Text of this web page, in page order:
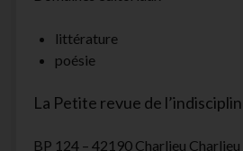
littérature
poésie
La Petite revue de
BP 124 – 42190 Charlieu Charlieu